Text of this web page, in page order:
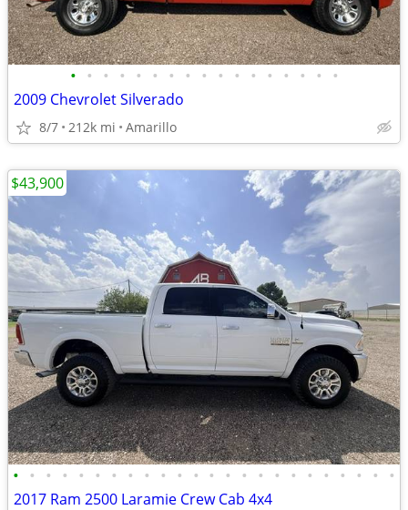
• • • • • • • • • • • • • • • • •
2009 Chevrolet Silverado
8/7 212k mi Amarillo
• • • • • • • • • • • • • • • • • • • • • • • •
2017 Ram 2500 Laramie Crew Cab 4x4
$43,900